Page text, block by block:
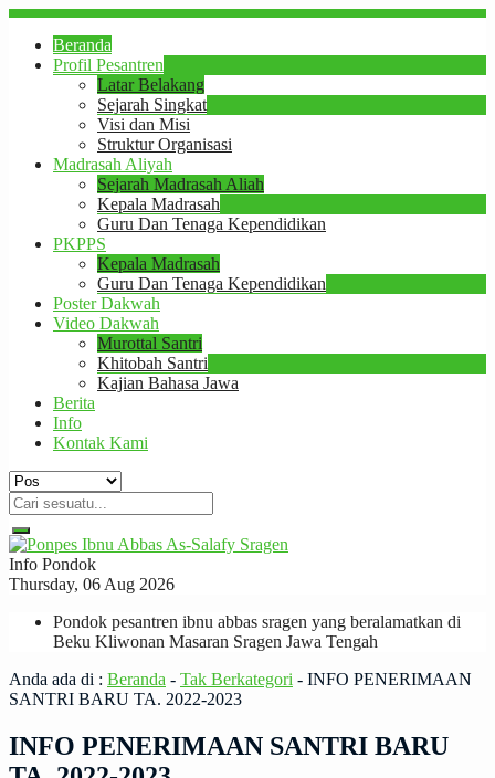
Beranda
Profil Pesantren
Latar Belakang
Sejarah Singkat
Visi dan Misi
Struktur Organisasi
Madrasah Aliyah
Sejarah Madrasah Aliah
Kepala Madrasah
Guru Dan Tenaga Kependidikan
PKPPS
Kepala Madrasah
Guru Dan Tenaga Kependidikan
Poster Dakwah
Video Dakwah
Murottal Santri
Khitobah Santri
Kajian Bahasa Jawa
Berita
Info
Kontak Kami
Info Pondok
Thursday, 06 Aug 2026
Pondok pesantren ibnu abbas sragen yang beralamatkan di
Beku Kliwonan Masaran Sragen Jawa Tengah
Anda ada di : Beranda - Tak Berkategori - INFO PENERIMAAN
SANTRI BARU TA. 2022-2023
INFO PENERIMAAN SANTRI BARU